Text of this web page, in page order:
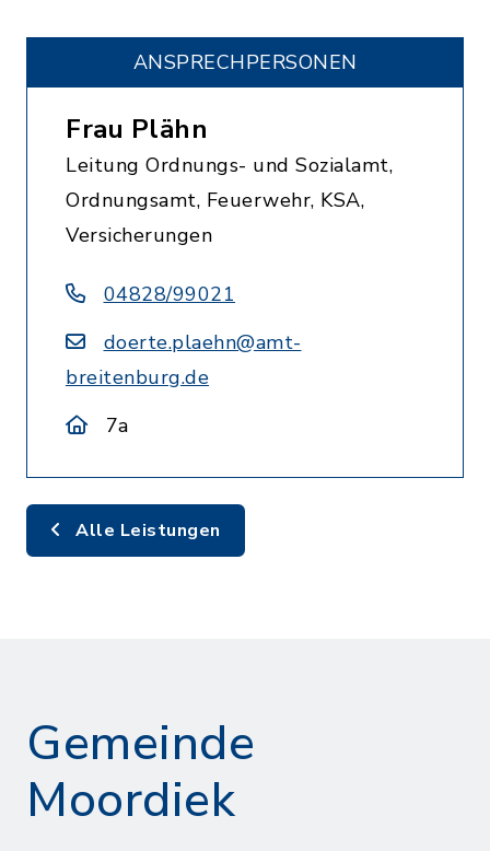
ANSPRECHPERSONEN
Frau Plähn
Leitung Ordnungs- und Sozialamt,
Ordnungsamt, Feuerwehr, KSA,
Versicherungen
04828/99021
doerte.plaehn@amt-
breitenburg.de
7a
Alle Leistungen
Gemeinde
Moordiek